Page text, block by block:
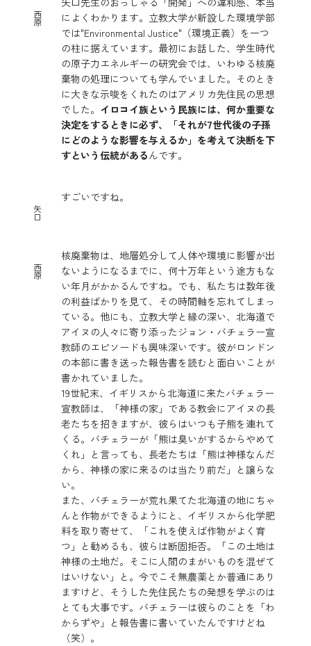
西
原
によくわかります。立教大学が新設した環境学部
では"Environmental Justice"（環境正義）を一つ
の柱に据えています。最初にお話した、学生時代
の原子力エネルギーの研究会では、いわゆる核廃
棄物の処理についても学んでいました。そのとき
に大きな示唆をくれたのはアメリカ先住民の思想
でした。 イロコイ族という民族には、何か重要な
決定をするときに必ず、「それが7世代後の子孫
にどのような影響を与えるか」を考えて決断を下
すという伝統があるんです。
矢
口
すごいですね。
西
原
核廃棄物は、地層処分して人体や環境に影響が出
ないようになるまでに、何十万年という途方もな
い年月がかかるんですね。でも、私たちは数年後
の利益ばかりを見て、その時間軸を忘れてしまっ
ている。他にも、立教大学と縁の深い、北海道で
アイヌの人々に寄り添ったジョン・バチェラー宣
教師のエピソードも興味深いです。彼がロンドン
の本部に書き送った報告書を読むと面白いことが
書かれていました。
19世紀末、イギリスから北海道に来たバチェラー
宣教師は、「神様の家」である教会にアイヌの長
老たちを招きますが、彼らはいつも子熊を連れて
くる。バチェラーが「熊は臭いがするからやめて
くれ」と言っても、長老たちは「熊は神様なんだ
から、神様の家に来るのは当たり前だ」と譲らな
い。
また、バチェラーが荒れ果てた北海道の地にちゃ
んと作物ができるようにと、イギリスから化学肥
料を取り寄せて、「これを使えば作物がよく育
つ」と勧めるも、彼らは断固拒否。「この土地は
神様の土地だ。そこに人間のまがいものを混ぜて
はいけない」と。今でこそ無農薬とか普通にあり
ますけど、そうした先住民たちの発想を学ぶのは
とても大事です。バチェラーは彼らのことを「わ
からずや」と報告書に書いていたんですけどね
（笑）。